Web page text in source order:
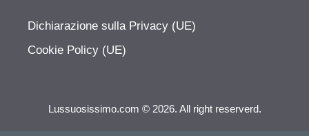
Dichiarazione sulla Privacy (UE)
Cookie Policy (UE)
Lussuosissimo.com © 2026. All right reserverd.